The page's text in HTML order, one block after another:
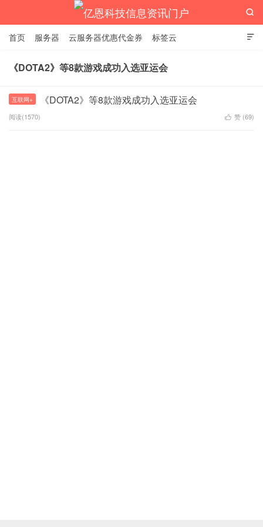
亿恩科技信息资讯门户

首页 服务器 云服务器优惠代金券 标签云

《DOTA2》等8款游戏成功入选亚运会
互联网+ 《DOTA2》等8款游戏成功入选亚运会
阅读(1570)  赞 (69)